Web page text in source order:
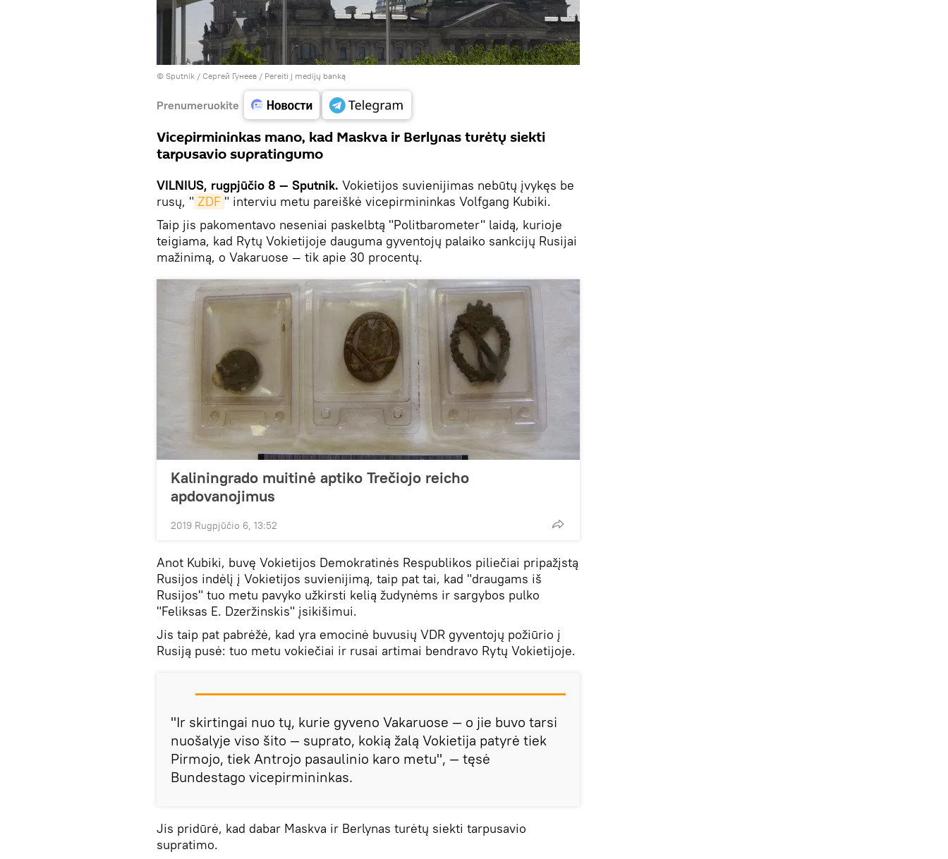
© Sputnik / Сергей Гунеев / Pereiti į medijų banką
Prenumeruokite
Vicepirmininkas mano, kad Maskva ir Berlynas turėtų siekti
tarpusavio supratingumo
VILNIUS, rugpjūčio 8 — Sputnik. Vokietijos suvienijimas nebūtų įvykęs be
rusų, " ZDF " interviu metu pareiškė vicepirmininkas Volfgang Kubiki.
Taip jis pakomentavo neseniai paskelbtą "Politbarometer" laidą, kurioje
teigiama, kad Rytų Vokietijoje dauguma gyventojų palaiko sankcijų Rusijai
mažinimą, o Vakaruose — tik apie 30 procentų.
Kaliningrado muitinė aptiko Trečiojo reicho
apdovanojimus
2019 Rugpjūčio 6, 13:52
Anot Kubiki, buvę Vokietijos Demokratinės Respublikos piliečiai pripažįstą
Rusijos indėlį į Vokietijos suvienijimą, taip pat tai, kad "draugams iš
Rusijos" tuo metu pavyko užkirsti kelią žudynėms ir sargybos pulko
"Feliksas E. Dzeržinskis" įsikišimui.
Jis taip pat pabrėžė, kad yra emocinė buvusių VDR gyventojų požiūrio į
Rusiją pusė: tuo metu vokiečiai ir rusai artimai bendravo Rytų Vokietijoje.
"Ir skirtingai nuo tų, kurie gyveno Vakaruose — o jie buvo tarsi
nuošalyje viso šito — suprato, kokią žalą Vokietija patyrė tiek
Pirmojo, tiek Antrojo pasaulinio karo metu", — tęsė
Bundestago vicepirmininkas.
Jis pridūrė, kad dabar Maskva ir Berlynas turėtų siekti tarpusavio
supratimo.